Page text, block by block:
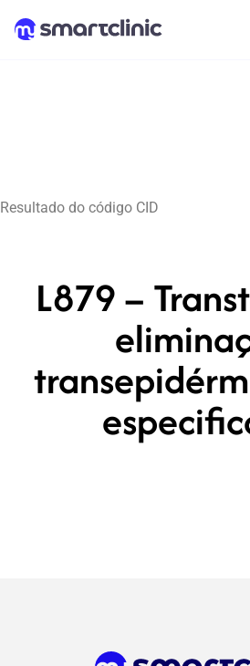
Resultado do código CID
L879 –